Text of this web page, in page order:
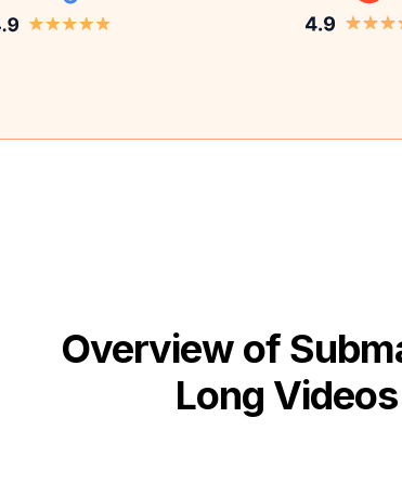
Overview of
Long